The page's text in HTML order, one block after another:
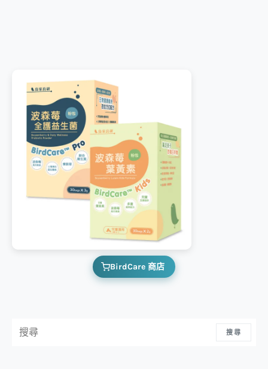
BirdCare 商店
搜尋